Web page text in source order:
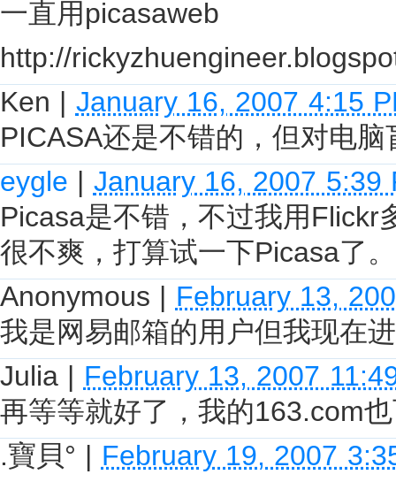
一直用picasaweb
http://
Ken | January 16, 2007 4:15
PICASA还是不错的，但对电
eygle | January 16, 2007 5:39
Picasa是不错，不过我用
很不爽，打算试一下Picasa了。
Anonymous | February 13,
我是网易邮箱的用户但我现在
Julia | February 13, 2007
再等等就好了，我的163.com
.寶貝° | February 19, 2007